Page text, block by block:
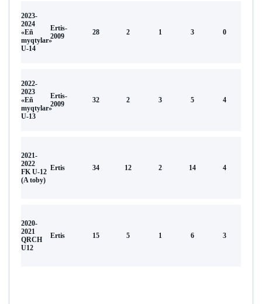
2023-
2024
«Eñ
myqtylar»
U-14
Ertis-
2009
28 2 1 3 0
2022-
2023
«Eñ
myqtylar»
U-13
Ertis-
2009
32 2 3 5 4
2021-
2022
FK U-12
(A toby)
Ertis 34 12 2 14 4
2020-
2021
QRCH
U12
Ertis 15 5 1 6 3